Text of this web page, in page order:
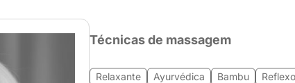
Técnicas de massagem
Relaxante Ayurvédica Bambu